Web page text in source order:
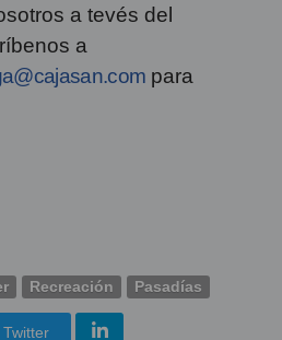
a tevés del
a
para
Recreación Pasadías
Twitter